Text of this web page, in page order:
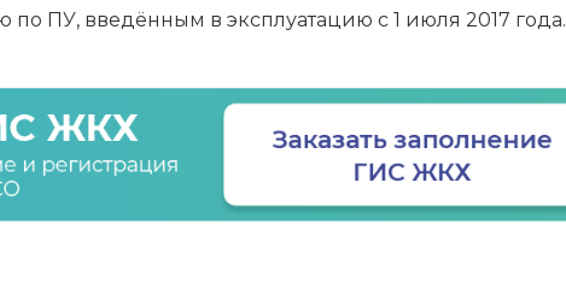
ПУ, введённым в эксплуатацию с 1 июля 2017 года.